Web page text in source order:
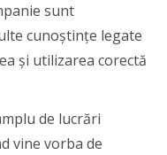
sunt
cunoștințe legate
și utilizarea corectă
de lucrări
vine vorba de